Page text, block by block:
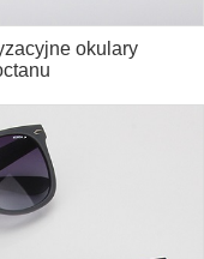
okulary